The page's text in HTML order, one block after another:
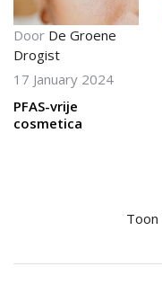
Door De Groene
Drogist
17 January 2024
PFAS-vrije
cosmetica
Toon